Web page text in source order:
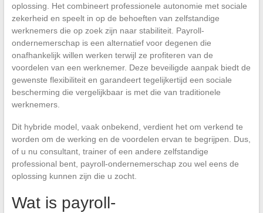
oplossing. Het combineert professionele autonomie met sociale
zekerheid en speelt in op de behoeften van zelfstandige
werknemers die op zoek zijn naar stabiliteit. Payroll-
ondernemerschap is een alternatief voor degenen die
onafhankelijk willen werken terwijl ze profiteren van de
voordelen van een werknemer. Deze beveiligde aanpak biedt de
gewenste flexibiliteit en garandeert tegelijkertijd een sociale
bescherming die vergelijkbaar is met die van traditionele
werknemers.
Dit hybride model, vaak onbekend, verdient het om verkend te
worden om de werking en de voordelen ervan te begrijpen. Dus,
of u nu consultant, trainer of een andere zelfstandige
professional bent, payroll-ondernemerschap zou wel eens de
oplossing kunnen zijn die u zocht.
Wat is payroll-